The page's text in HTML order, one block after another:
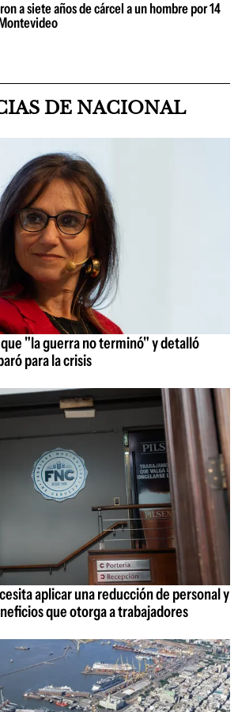
a siete años de cárcel a un hombre por 14
DE NACIONAL
"la guerra no terminó" y detalló
para la crisis
aplicar una reducción de personal y
que otorga a trabajadores